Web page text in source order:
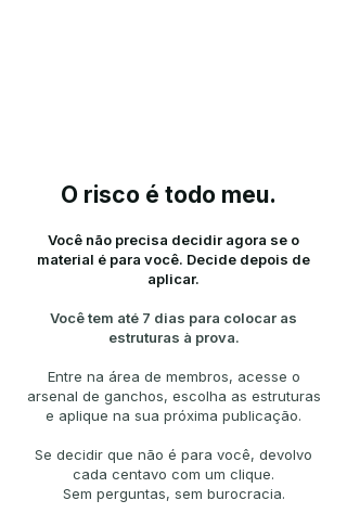
O risco é todo meu.
Você não precisa decidir agora se o
material é para você. Decide depois de
aplicar.
Você tem até 7 dias para colocar as
estruturas à prova.
Entre na área de membros, acesse o
arsenal de ganchos, escolha as estruturas
e aplique na sua próxima publicação.
Se decidir que não é para você, devolvo
cada centavo com um clique.
Sem perguntas, sem burocracia.